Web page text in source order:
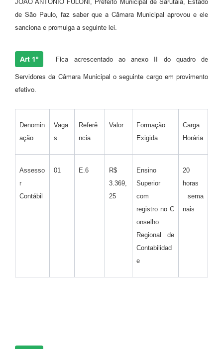
JOÃO ANTONIO FULONI, Prefeito Municipal de Sarutaiá, Estado
de São Paulo, faz saber que a Câmara Municipal aprovou e ele
sanciona e promulga a seguinte lei.
Art 1º Fica acrescentado ao anexo II do quadro de
Servidores da Câmara Municipal o seguinte cargo em provimento
efetivo.
Denomin
ação
Vaga
s
Referê
ncia
Valor
Formação
Exigida
Carga
Horária
Assesso
r
Contábil
01 E.6
R$
3.369,
25
Ensino
Superior
com
registro no C
onselho
Regional de
Contabilidad
e
20
horas
sema
nais